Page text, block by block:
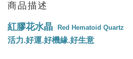
商品描述
紅膠花水晶 Red Hematoid Quartz
活力.好運.好機緣.好生意